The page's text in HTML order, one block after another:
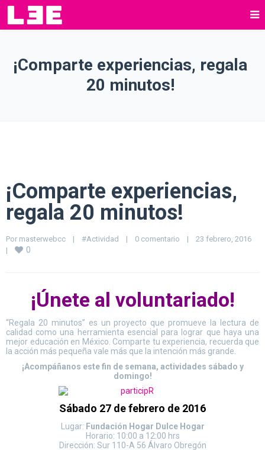
¡Comparte experiencias, regala
20 minutos!
¡Comparte experiencias,
regala 20 minutos!
Por masterwebcc | #Actividad | 0 comentario |
|
0
¡Únete al voluntariado!
“Regala 20 minutos” es un proyecto que promueve la lectura de
calidad como una herramienta esencial para lograr que haya una
mejor educación en México. Comparte tu experiencia, recuerda que
la acción más pequeña vale más que la intención más grande.
¡Acompáñanos este fin de semana, actividades sábado y
domingo!
Sábado 27 de febrero de 2016
Lugar: Fundación Hogar Dulce Hogar
Horario: 10:00 a 12:00 hrs
Dirección: Sur 110-A 56 Álvaro Obregón